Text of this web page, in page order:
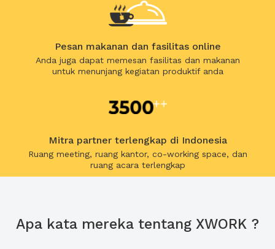
Pesan makanan dan fasilitas online
Anda juga dapat memesan fasilitas dan makanan
untuk menunjang kegiatan produktif anda
Mitra partner terlengkap di Indonesia
Ruang meeting, ruang kantor, co-working space, dan
ruang acara terlengkap
Apa kata mereka tentang XWORK ?